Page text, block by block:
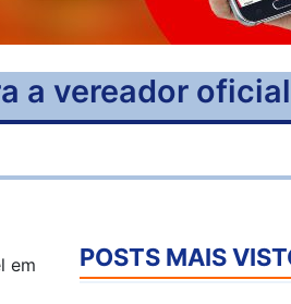
a vereador
em
POSTS MAIS